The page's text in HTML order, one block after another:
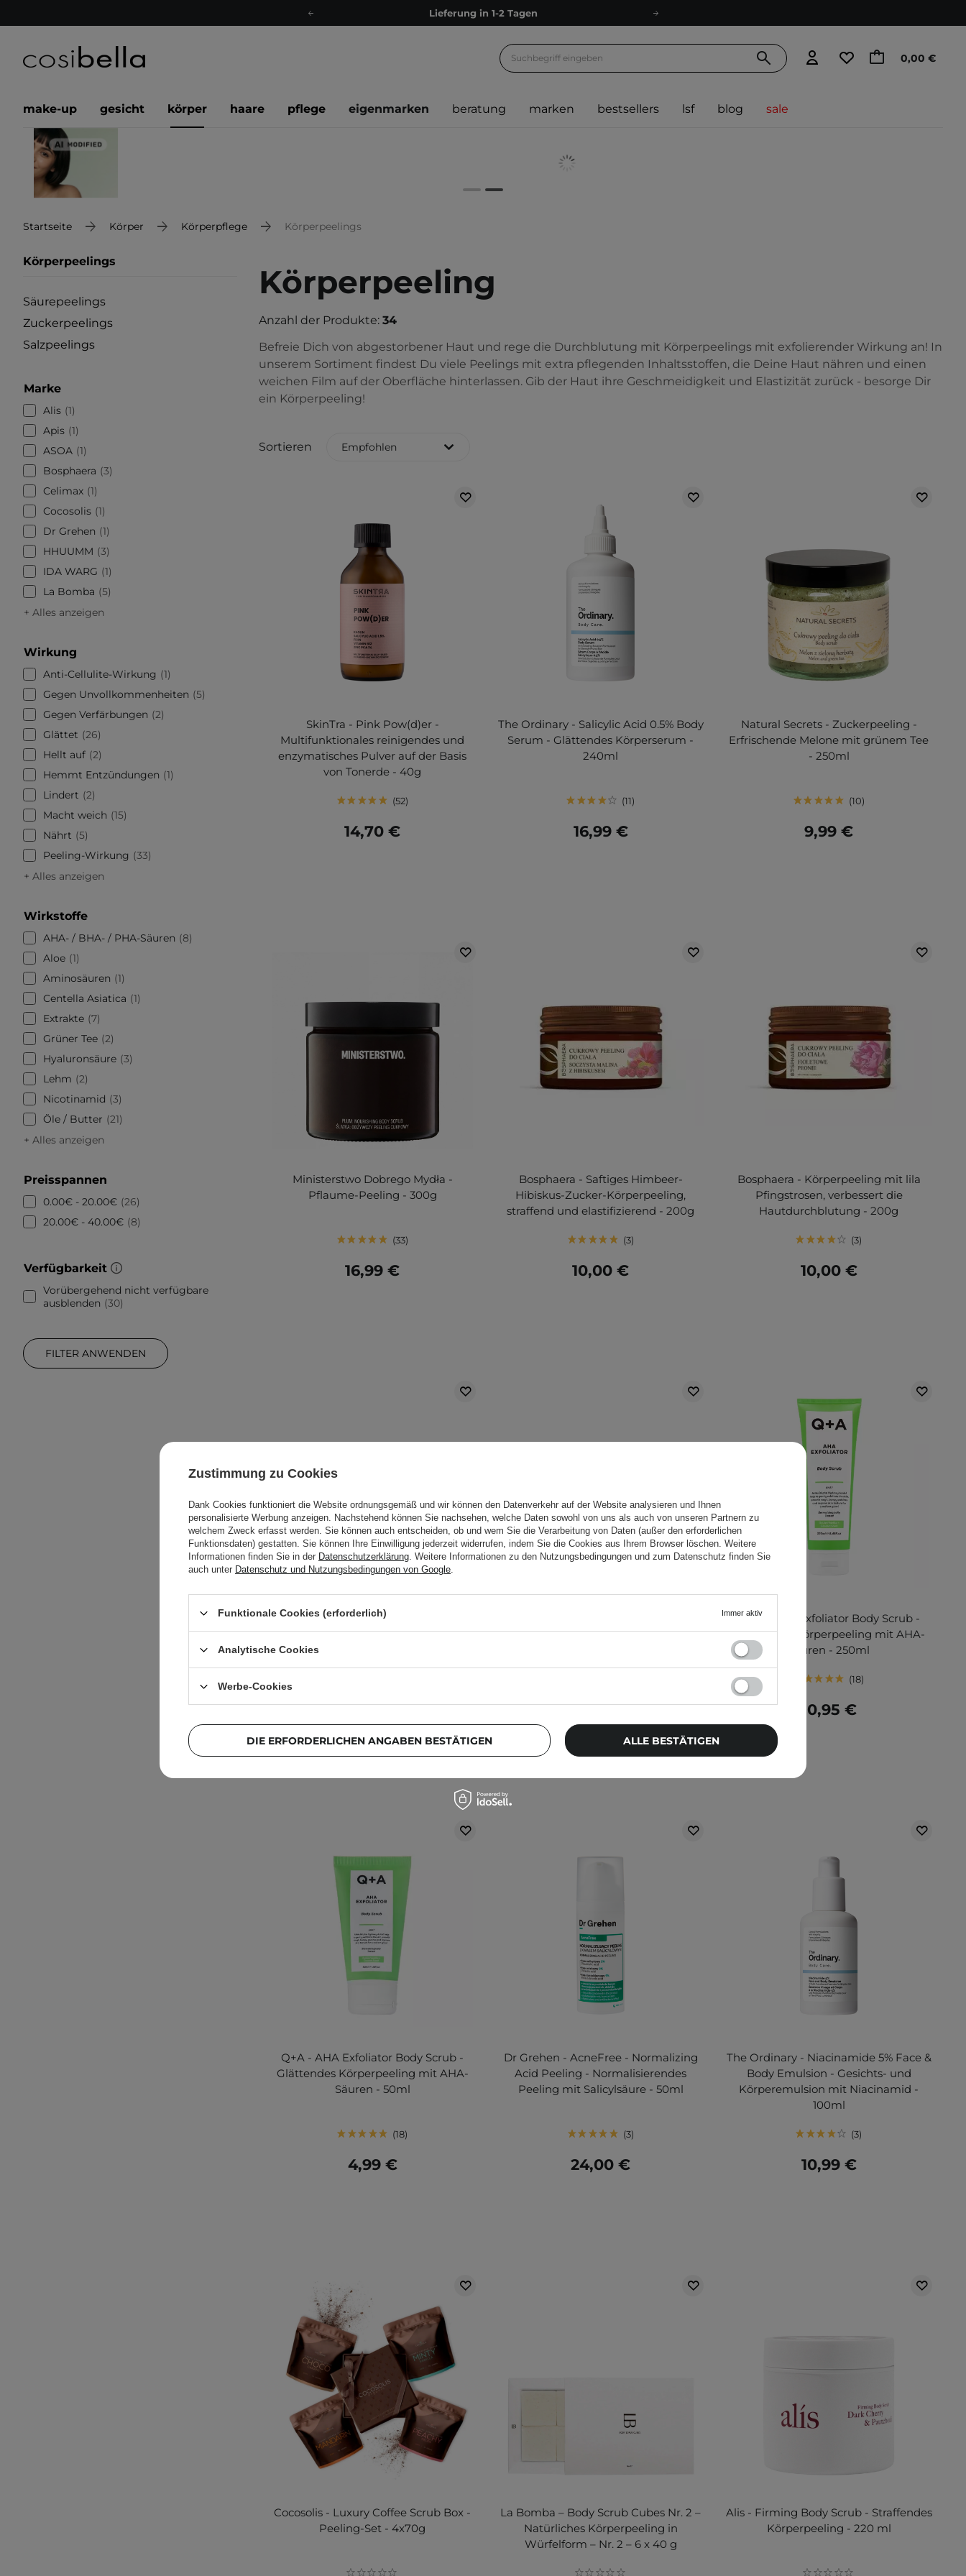
Lieferung in 1-2 Tagen
Kostenloser Versand ab 60 €
Versand nach Deutschland und Österreich
Empfehle uns weiter und sammle noch mehr Punkte
0,00 €
make-up gesicht körper haare pflege eigenmarken beratung marken bestsellers lsf blog sale
Startseite Körper Körperpflege Körperpeelings
Körperpeelings
Säurepeelings
Zuckerpeelings
Salzpeelings
Marke
Alis 1
Apis 1
ASOA 1
Bosphaera
3
Celimax 1
Cocosolis 1
Dr Grehen
1
HHUUMM
3
IDA WARG
1
La Bomba
5
+ Alles anzeigen
Wirkung
Anti-Cellulite-Wirkung
1
Gegen Unvollkommenheiten
5
Gegen Verfärbungen
2
Glättet
26
Hellt auf 2
Hemmt Entzündungen
1
Lindert
2
Macht weich
15
Nährt
5
Peeling-Wirkung
33
+ Alles anzeigen
Wirkstoffe
AHA- / BHA- / PHA-Säuren
8
Aloe 1
Aminosäuren
1
Centella Asiatica
1
Extrakte 7
Grüner Tee 2
Hyaluronsäure 3
Lehm
2
Nicotinamid
3
Öle / Butter
21
+ Alles anzeigen
Preisspannen
0.00€ - 20.00€ 26
20.00€ - 40.00€ 8
Verfügbarkeit
Vorübergehend nicht verfügbare
ausblenden
30
FILTER ANWENDEN
Körperpeeling
Anzahl der Produkte: 34
Befreie Dich von abgestorbener Haut und rege die Durchblutung mit Körperpeelings mit exfolierender Wirkung an! In
unserem Sortiment findest Du viele Peelings mit extra pflegenden Inhaltsstoffen, die Deine Haut nähren und einen
weichen Film auf der Oberfläche hinterlassen. Gib der Haut ihre Geschmeidigkeit und Elastizität zurück - besorge Dir
ein Körperpeeling!
Sortieren Empfohlen
SkinTra - Pink Pow(d)er -
Multifunktionales reinigendes und
enzymatisches Pulver auf der Basis
von Tonerde - 40g
52
14,70 €
The Ordinary - Salicylic Acid 0.5% Body
Serum - Glättendes Körperserum -
240ml
11
16,99 €
Natural Secrets - Zuckerpeeling -
Erfrischende Melone mit grünem Tee
- 250ml
10
9,99 €
Ministerstwo Dobrego Mydła -
Pflaume-Peeling - 300g
33
16,99 €
Bosphaera - Saftiges Himbeer-
Hibiskus-Zucker-Körperpeeling,
straffend und elastifizierend - 200g
3
10,00 €
Bosphaera - Körperpeeling mit lila
Pfingstrosen, verbessert die
Hautdurchblutung - 200g
3
10,00 €
La-Le - Körperpeeling - Rose - 120ml
8,20 €
Brightening Pad - Peeling-
11,99 €
Q+A - AHA Exfoliator Body Scrub -
Glättendes Körperpeeling mit AHA-
Säuren - 250ml
18
10,95 €
Q+A - AHA Exfoliator Body Scrub -
Glättendes Körperpeeling mit AHA-
Säuren - 50ml
18
4,99 €
Dr Grehen - AcneFree - Normalizing
Acid Peeling - Normalisierendes
Peeling mit Salicylsäure - 50ml
3
24,00 €
The Ordinary - Niacinamide 5% Face &
Body Emulsion - Gesichts- und
Körperemulsion mit Niacinamid -
100ml
3
10,99 €
Cocosolis - Luxury Coffee Scrub Box -
Peeling-Set - 4x70g
La Bomba – Body Scrub Cubes Nr. 2 –
Natürliches Körperpeeling in
Würfelform – Nr. 2 – 6 x 40 g
Alis - Firming Body Scrub - Straffendes
Körperpeeling - 220 ml
Zustimmung zu Cookies
Dank Cookies funktioniert die Website ordnungsgemäß und wir können den Datenverkehr auf der Website analysieren und Ihnen
personalisierte Werbung anzeigen. Nachstehend können Sie nachsehen, welche Daten sowohl von uns als auch von unseren Partnern zu
welchem Zweck erfasst werden. Sie können auch entscheiden, ob und wem Sie die Verarbeitung von Daten (außer den erforderlichen
Funktionsdaten) gestatten. Sie können Ihre Einwilligung jederzeit widerrufen, indem Sie die Cookies aus Ihrem Browser löschen. Weitere
Informationen finden Sie in der Datenschutzerklärung. Weitere Informationen zu den Nutzungsbedingungen und zum Datenschutz finden Sie
auch unter Datenschutz und Nutzungsbedingungen von Google.
Funktionale Cookies (erforderlich) Immer aktiv
Analytische Cookies
Werbe-Cookies
DIE ERFORDERLICHEN ANGABEN BESTÄTIGEN ALLE BESTÄTIGEN